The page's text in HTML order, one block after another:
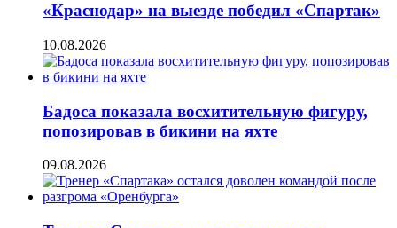
«Краснодар» на выезде победил «Спартак»
10.08.2026
Бадоса показала восхитительную фигуру,
попозировав в бикини на яхте
09.08.2026